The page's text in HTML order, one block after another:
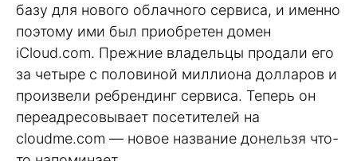
базу для нового облачного сервиса, и именно
поэтому ими был приобретен домен
iCloud.com. Прежние владельцы продали его
за четыре с половиной миллиона долларов и
произвели ребрендинг сервиса. Теперь он
переадресовывает посетителей на
cloudme.com — новое название донельзя что-